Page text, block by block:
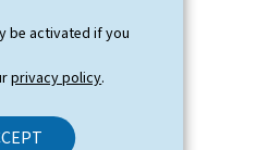
be activated if you
privacy policy.